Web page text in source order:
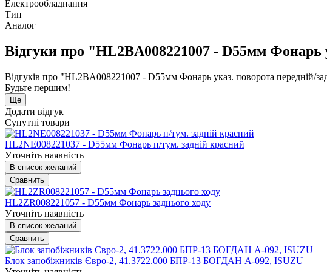
Електрообладнання
Тип
Аналог
Відгуки про "HL2BA008221007 - D55мм Фонарь
Відгуків про "HL2BA008221007 - D55мм Фонарь указ. поворота передній/
Будьте першим!
Ще
Додати відгук
Супутні товари
HL2NE008221037 - D55мм Фонарь п/тум. задній красний
Уточніть наявність
В список желаний
Сравнить
HL2ZR008221057 - D55мм Фонарь заднього ходу
Уточніть наявність
В список желаний
Сравнить
Блок запобіжників Євро-2, 41.3722.000 БПР-13 БОГДАН А-092, ISUZU